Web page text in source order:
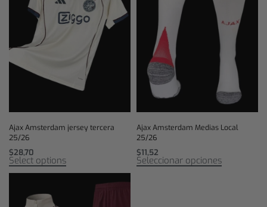
Ajax Amsterdam jersey tercera
25/26
$28,70
Select options
Ajax Amsterdam Medias Local
25/26
$11,52
Seleccionar opciones